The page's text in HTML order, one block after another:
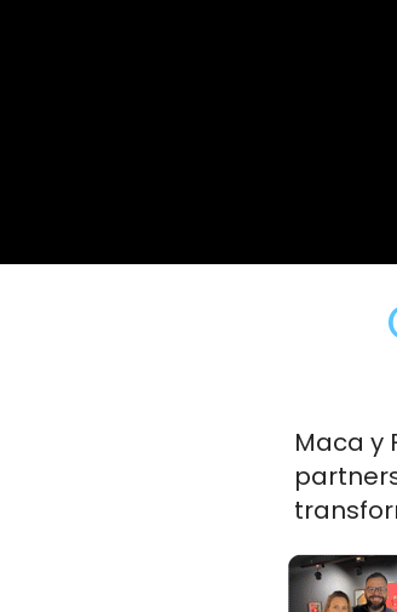
Maca y